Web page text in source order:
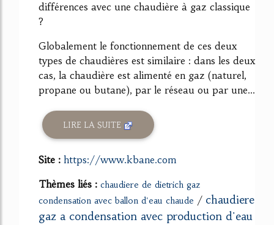
différences avec une chaudière à gaz classique
?
Globalement le fonctionnement de ces deux
types de chaudières est similaire : dans les deux
cas, la chaudière est alimenté en gaz (naturel,
propane ou butane), par le réseau ou par une...
LIRE LA SUITE
Site : https://www.kbane.com
Thèmes liés : chaudiere de dietrich gaz
condensation avec ballon d'eau chaude / chaudiere
gaz a condensation avec production d'eau